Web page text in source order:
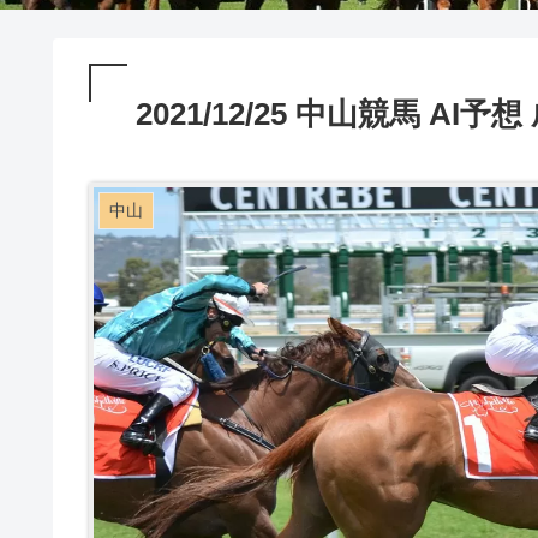
2021/12/25 中山競馬 AI予想
中山